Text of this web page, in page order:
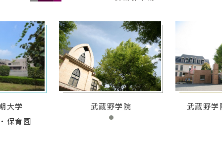
大学
保育園
武蔵野学院 武蔵野学